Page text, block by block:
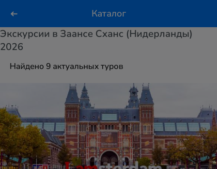
Каталог
Экскурсии в Заансе Сханс (Нидерланды)
2026
Найдено 9 актуальных туров